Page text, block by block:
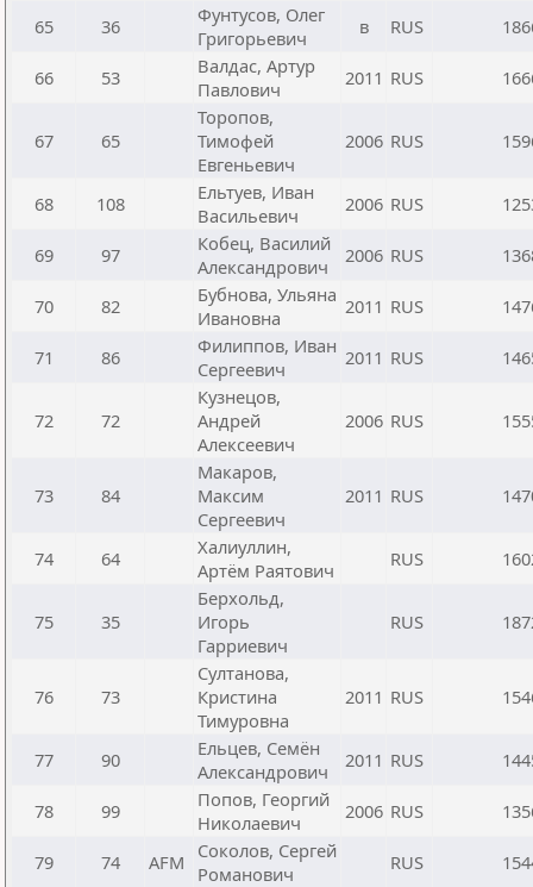
65 36
Фунтусов, Олег
Григорьевич
в RUS
66 53
Валдас, Артур
Павлович
2011 RUS
67 65
Торопов,
Тимофей
Евгеньевич
2006 RUS
68 108
Ельтуев, Иван
Васильевич
2006 RUS
69 97
Кобец, Василий
Александрович
2006 RUS
70 82
Бубнова, Ульяна
Ивановна
2011 RUS
71 86
Филиппов, Иван
Сергеевич
2011 RUS
72 72
Кузнецов,
Андрей
Алексеевич
2006 RUS
73 84
Макаров,
Максим
Сергеевич
2011 RUS
74 64
Халиуллин,
Артём Раятович
RUS
75 35
Берхольд,
Игорь
Гарриевич
RUS
76 73
Султанова,
Кристина
Тимуровна
2011 RUS
77 90
Ельцев, Семён
Александрович
2011 RUS
78 99
Попов, Георгий
Николаевич
2006 RUS
79 74 AFM
Соколов, Сергей
Романович
RUS